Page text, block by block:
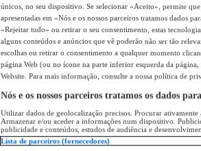
únicos, no seu dispositivo. Se selecionar «Aceito», permite
apresentadas em «Nós e os nossos parceiros tratamos dados
«Rejeitar tudo» ou retirar o seu consentimento, estas
alguns conteúdos e anúncios que vê poderão não ser tão
escolhas ou retirar o consentimento a qualquer momento
página Web (ou no ícone na parte inferior esquerda da página,
Website. Para mais informação, consulte a nossa política de
Nós e os nossos parceiros tratamos os dados
Utilizar dados de geolocalização precisos. Procurar
Armazenar e/ou aceder a informações num dispositivo.
publicidade e conteúdos, estudos de audiência e
Lista de parceiros (fornecedores)